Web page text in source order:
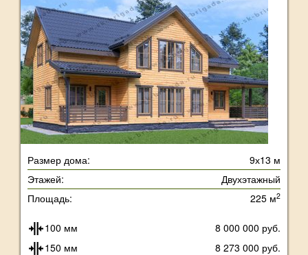
Размер дома:
9х13 м
Этажей:
Двухэтажный
Площадь:
225 м2
100 мм
8 000 000 руб.
150 мм
8 273 000 руб.